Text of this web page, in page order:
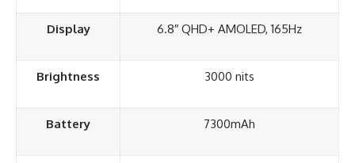
Display 6.8″ QHD+ AMOLED, 165Hz
Brightness 3000 nits
Battery 7300mAh